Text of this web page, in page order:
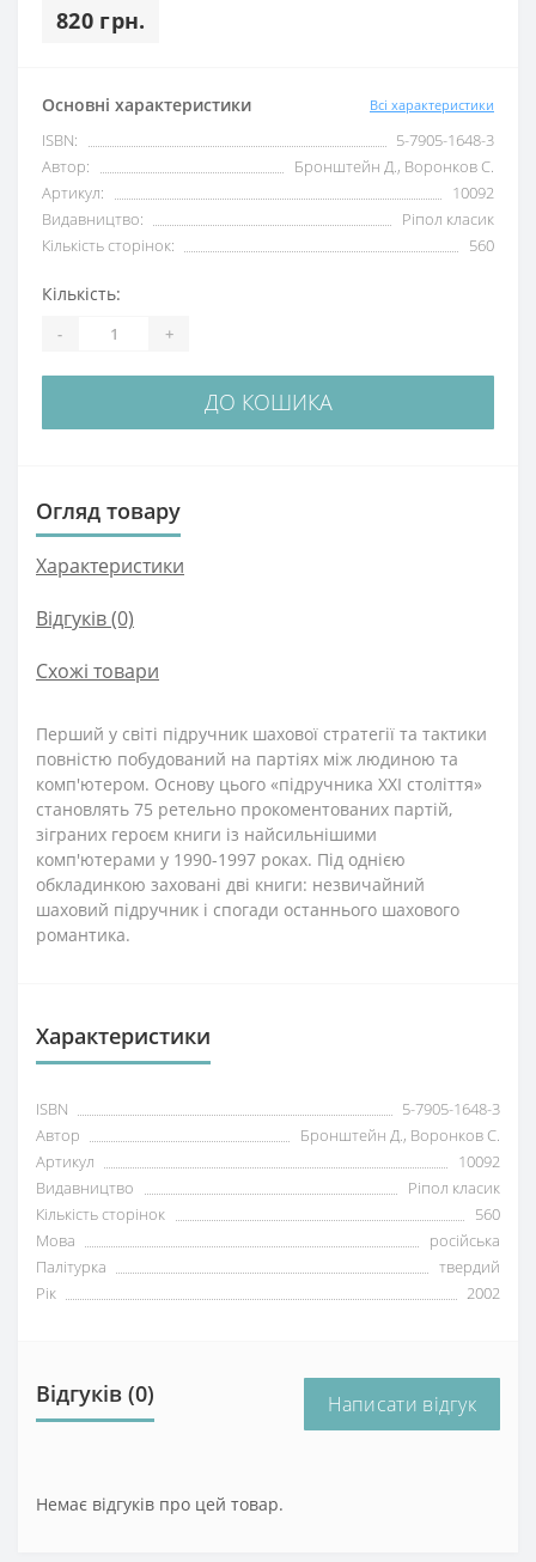
820 грн.
Основні характеристики Всі характеристики
ISBN:
5-7905-1648-3
Автор:
Бронштейн Д., Воронков С.
Артикул:
10092
Видавництво:
Ріпол класик
Кількість сторінок:
560
Кількість:
- +
ДО КОШИКА
Огляд товару
Характеристики
Відгуків (0)
Схожі товари
Перший у світі підручник шахової стратегії та тактики
повністю побудований на партіях між людиною та
комп'ютером. Основу цього «підручника ХХI століття»
становлять 75 ретельно прокоментованих партій,
зіграних героєм книги із найсильнішими
комп'ютерами у 1990-1997 роках. Під однією
обкладинкою заховані дві книги: незвичайний
шаховий підручник і спогади останнього шахового
романтика.
Характеристики
ISBN
5-7905-1648-3
Автор
Бронштейн Д., Воронков С.
Артикул
10092
Видавництво
Ріпол класик
Кількість сторінок
560
Мова
російська
Палітурка
твердий
Рік
2002
Відгуків (0) Написати відгук
Немає відгуків про цей товар.